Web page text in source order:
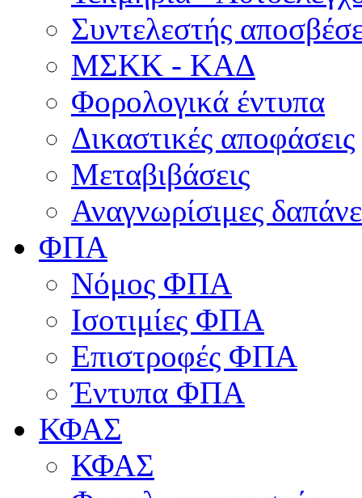
Συντελεστής
ΜΣKΚ - ΚΑΔ
Φορολογικά έντυπα
Δικαστικές αποφάσεις
Μεταβιβάσεις
Αναγνωρίσιμες
ΦΠΑ
Νόμος ΦΠΑ
Ισοτιμίες ΦΠΑ
Επιστροφές ΦΠΑ
Έντυπα ΦΠΑ
ΚΦΑΣ
ΚΦΑΣ